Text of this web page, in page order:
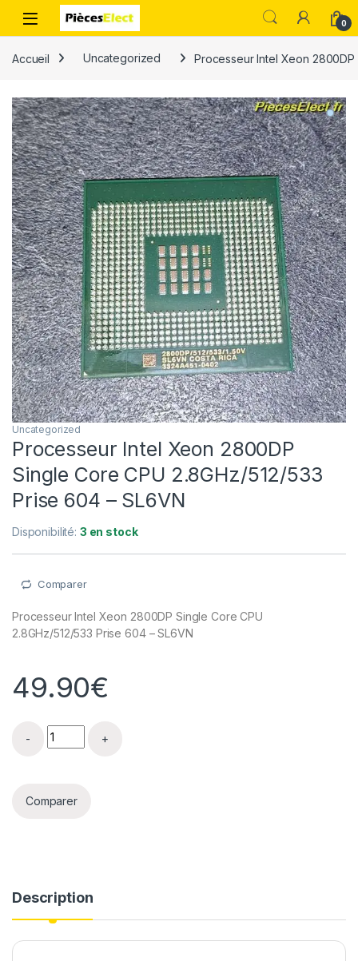
0
Accueil Uncategorized Processeur Intel Xeon 2800DP
Uncategorized
Processeur Intel Xeon 2800DP
Single Core CPU 2.8GHz/512/533
Prise 604 – SL6VN
Disponibilité: 3 en stock
Comparer
Processeur Intel Xeon 2800DP Single Core CPU
2.8GHz/512/533 Prise 604 – SL6VN
49.90€
Processeur Intel Xeon 2800DP Single Core CPU
Comparer
Description